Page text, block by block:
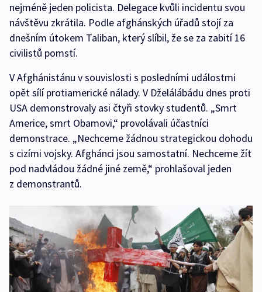
nejméně jeden policista. Delegace kvůli incidentu svou
návštěvu zkrátila. Podle afghánských úřadů stojí za
dnešním útokem Taliban, který slíbil, že se za zabití 16
civilistů pomstí.
V Afghánistánu v souvislosti s posledními událostmi
opět sílí protiamerické nálady. V Dželálábádu dnes proti
USA demonstrovaly asi čtyři stovky studentů. „Smrt
Americe, smrt Obamovi,“ provolávali účastníci
demonstrace. „Nechceme žádnou strategickou dohodu
s cizími vojsky. Afghánci jsou samostatní. Nechceme žít
pod nadvládou žádné jiné země,“ prohlašoval jeden
z demonstrantů.